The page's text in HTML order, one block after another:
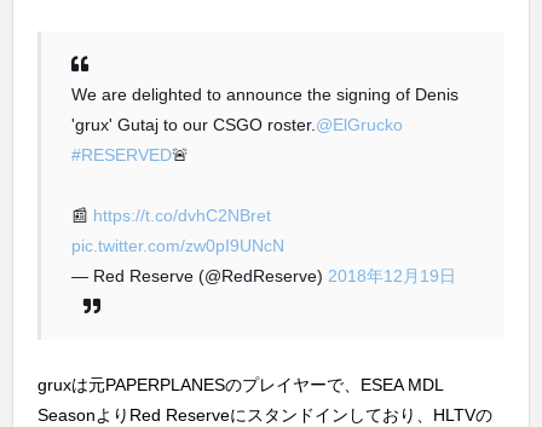
We are delighted to announce the signing of Denis
'grux' Gutaj to our CSGO roster. @ElGrucko
#RESERVED🚨
📰 https://t.co/dvhC2NBret
pic.twitter.com/zw0pI9UNcN
— Red Reserve (@RedReserve) 2018年12月19日
gruxは元PAPERPLANESのプレイヤーで、ESEA MDL
SeasonよりRed Reserveにスタンドインしており、HLTVの